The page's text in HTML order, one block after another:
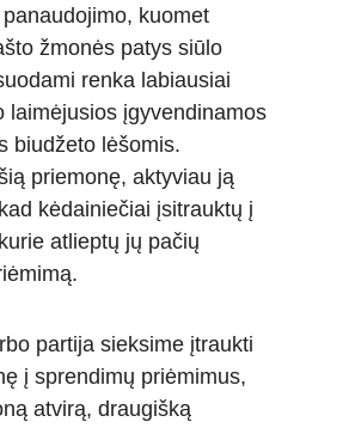
kuomet
žmonės patys siūlo
renka labiausiai
laimėjusios įgyvendinamos
biudžeto lėšomis.
priemonę, aktyviau ją
kėdainiečiai įsitrauktų į
atlieptų jų pačių
partija sieksime įtraukti
į sprendimų priėmimus,
atvirą, draugišką